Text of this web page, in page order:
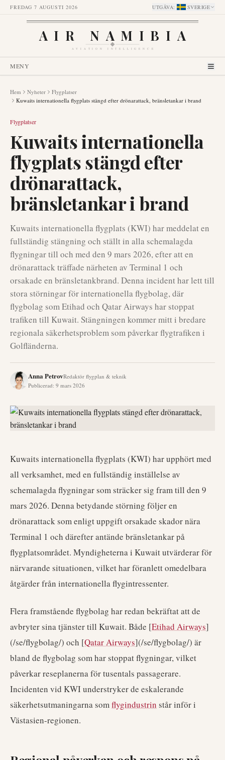
FREDAG 7 AUGUSTI 2026 UTGÅVA: SVERIGE
AIR NAMIBIA
AVIATION INTELLIGENCE
MENY
Hem Nyheter
Flygplatser
Kuwaits internationella flygplats stängd efter drönarattack, bränsletankar i brand
Flygplatser
Kuwaits internationella
flygplats stängd efter
drönarattack,
bränsletankar i brand
Kuwaits internationella flygplats (KWI) har meddelat en
fullständig stängning och ställt in alla schemalagda
flygningar till och med den 9 mars 2026, efter att en
drönarattack träffade närheten av Terminal 1 och
orsakade en bränsletankbrand. Denna incident har lett till
stora störningar för internationella flygbolag, där
flygbolag som Etihad och Qatar Airways har stoppat
trafiken till Kuwait. Stängningen kommer mitt i bredare
regionala säkerhetsproblem som påverkar flygtrafiken i
Golfländerna.
Anna PetrovRedaktör flygplan & teknik
Publicerad: 9 mars 2026
Kuwaits internationella flygplats (KWI) har upphört med
all verksamhet, med en fullständig inställelse av
schemalagda flygningar som sträcker sig fram till den 9
mars 2026. Denna betydande störning följer en
drönarattack som enligt uppgift orsakade skador nära
Terminal 1 och därefter antände bränsletankar på
flygplatsområdet. Myndigheterna i Kuwait utvärderar för
närvarande situationen, vilket har föranlett omedelbara
åtgärder från internationella flygintressenter.
Flera framstående flygbolag har redan bekräftat att de
avbryter sina tjänster till Kuwait. Både [Etihad Airways]
(/se/flygbolag/) och [Qatar Airways](/se/flygbolag/) är
bland de flygbolag som har stoppat flygningar, vilket
påverkar reseplanerna för tusentals passagerare.
Incidenten vid KWI understryker de eskalerande
säkerhetsutmaningarna somflygindustrin står inför i
Västasien-regionen.